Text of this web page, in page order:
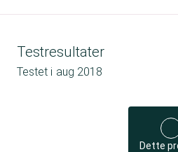
Testresultater
Testet i aug 2018
Dette